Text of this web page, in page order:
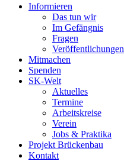
Informieren
Das tun wir
Im Gefängnis
Fragen
Veröffentlichungen
Mitmachen
Spenden
SK-Welt
Aktuelles
Termine
Arbeitskreise
Verein
Jobs & Praktika
Projekt Brückenbau
Kontakt